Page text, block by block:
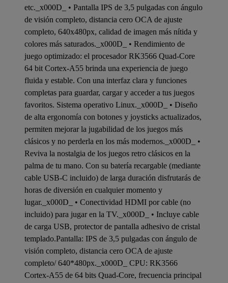
etc._x000D_ • Pantalla IPS de 3,5 pulgadas con ángulo
de visión completo, distancia cero OCA de ajuste
completo, 640x480px, calidad de imagen más nítida y
colores más saturados._x000D_ • Rendimiento de
juego optimizado: el procesador RK3566 Quad-Core
64 bit Cortex-A55 brinda una experiencia de juego
fluida y estable. Con una interfaz clara y funciones
completas para guardar, cargar y acceder a tus juegos
favoritos. Sistema operativo Linux._x000D_ • Diseño
de alta ergonomía con botones y joysticks actualizados,
permiten mejorar la jugabilidad de los juegos más
clásicos y no perderla en los más modernos._x000D_ •
Reviva la nostalgia de los juegos retro clásicos en la
palma de tu mano. Con su batería recargable (mediante
cable USB-C incluido) de larga duración disfrutarás de
horas de diversión en cualquier momento y
lugar._x000D_ • Conectividad HDMI por cable (no
incluido) para jugar en la TV._x000D_ • Incluye cable
de carga USB, protector de pantalla adhesivo de cristal
templado.Pantalla: IPS de 3,5 pulgadas con ángulo de
visión completo, distancia cero OCA de ajuste
completo/ 640*480px._x000D_ CPU: RK3566
Cortex-A55 de 64 bits Quad-Core, frecuencia principal